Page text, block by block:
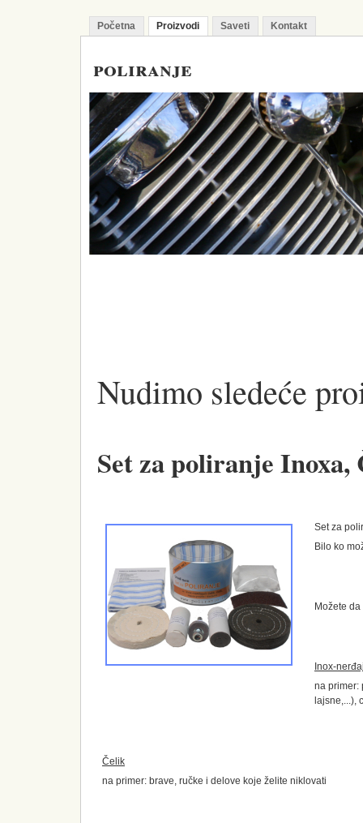
Početna Proizvodi Saveti Kontakt
poliranje
Nudimo sledeće
Set za poliranje Inoxa,
Set za
Bilo ko
Možete
Inox-
na primer:
lajsne,...),
Čelik
na primer: brave, ručke i delove koje želite niklovati